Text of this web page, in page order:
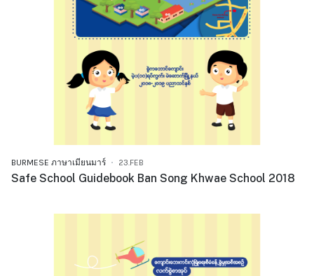
BURMESE ภาษาเมียนมาร์ 23.FEB
Safe School Guidebook Ban Song Khwae School 2018